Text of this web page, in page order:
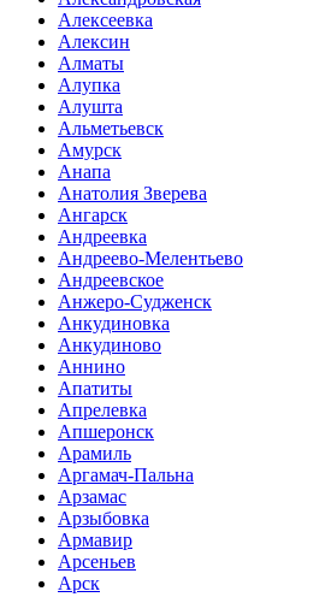
Алексеевка
Алексин
Алматы
Алупка
Алушта
Альметьевск
Амурск
Анапа
Анатолия Зверева
Ангарск
Андреевка
Андреево-Мелентьево
Андреевское
Анжеро-Судженск
Анкудиновка
Анкудиново
Аннино
Апатиты
Апрелевка
Апшеронск
Арамиль
Аргамач-Пальна
Арзамас
Арзыбовка
Армавир
Арсеньев
Арск